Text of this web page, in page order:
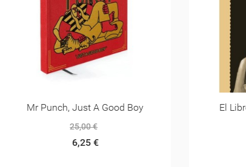
Mr Punch, Just A Good Boy El Libro De